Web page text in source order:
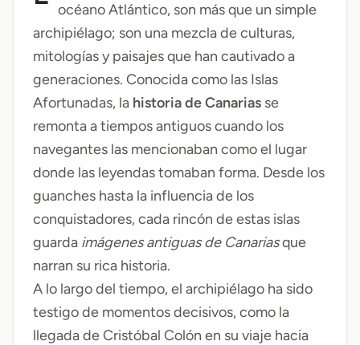
océano Atlántico, son más que un simple
archipiélago; son una mezcla de culturas,
mitologías y paisajes que han cautivado a
generaciones. Conocida como las Islas
Afortunadas, la historia de Canarias se
remonta a tiempos antiguos cuando los
navegantes las mencionaban como el lugar
donde las leyendas tomaban forma. Desde los
guanches hasta la influencia de los
conquistadores, cada rincón de estas islas
guarda imágenes antiguas de Canariasque
narran su rica historia.
A lo largo del tiempo, el archipiélago ha sido
testigo de momentos decisivos, como la
llegada de Cristóbal Colón en su viaje hacia